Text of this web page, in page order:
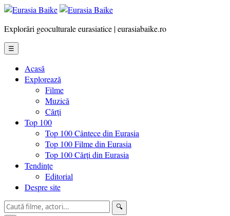
Explorări geoculturale eurasiatice | eurasiabaike.ro
☰
Acasă
Explorează
Filme
Muzică
Cărți
Top 100
Top 100 Cântece din Eurasia
Top 100 Filme din Eurasia
Top 100 Cărți din Eurasia
Tendințe
Editorial
Despre site
🔍